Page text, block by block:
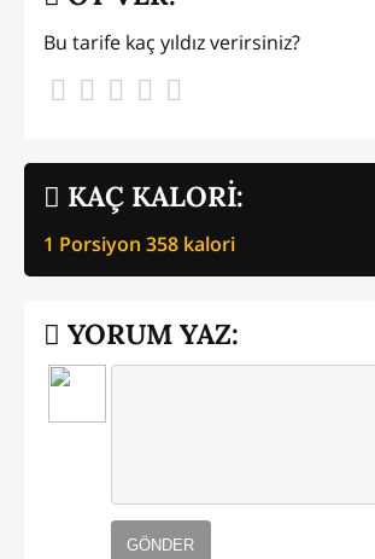
KAÇ KALORİ:
1 Porsiyon 358 kalori
Bu tarife kaç yıldız verirsiniz?
YORUM YAZ:
GÖNDER